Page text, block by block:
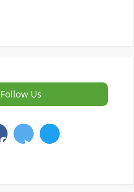
Follow Us